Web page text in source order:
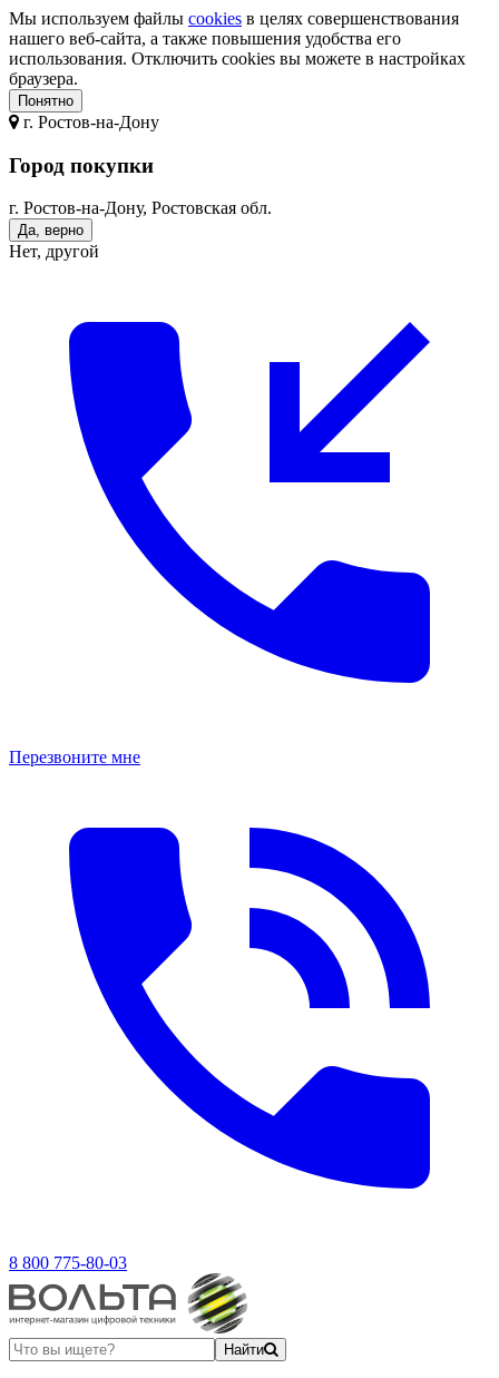
Мы используем файлы cookies в целях совершенствования
нашего веб-сайта, а также повышения удобства его
использования. Отключить cookies вы можете в настройках
браузера.
Понятно
г. Ростов-на-Дону
Город покупки
г. Ростов-на-Дону, Ростовская обл.
Да, верно
Нет, другой
Перезвоните мне
8 800 775-80-03
Найти